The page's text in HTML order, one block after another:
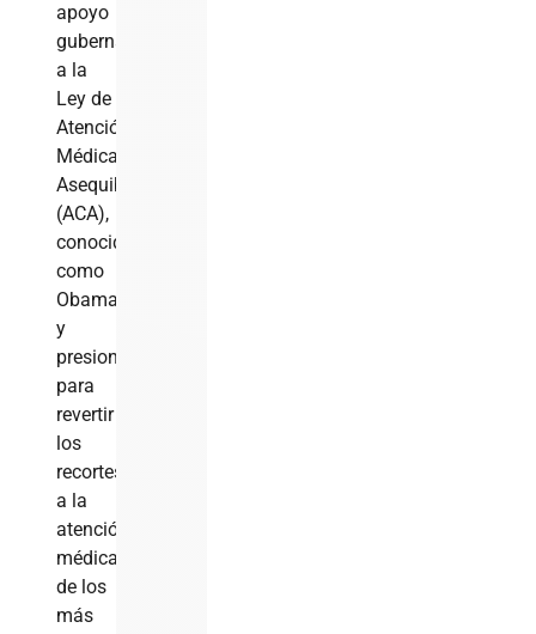
apoyo
gubernamental
a la
Ley de
Atención
Médica
Asequible
(ACA),
conocida
como
Obamacare,
y
presionan
para
revertir
los
recortes
a la
atención
médica
de los
más